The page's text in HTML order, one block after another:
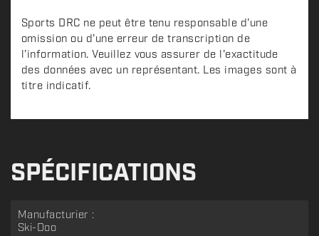
Sports DRC ne peut être tenu responsable d'une
omission ou d'une erreur de transcription de
l'information. Veuillez vous assurer de l'exactitude
des données avec un représentant. Les images sont à
titre indicatif.
SPÉCIFICATIONS
Manufacturier :
Ski-Doo